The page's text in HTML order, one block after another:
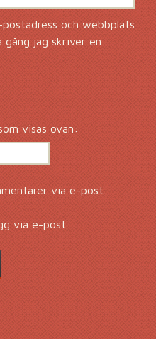
och webbplats
gång jag skriver en
visas ovan:
via e-post.
via e-post.